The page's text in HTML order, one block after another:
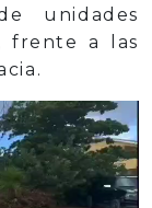
unidades
frente a las